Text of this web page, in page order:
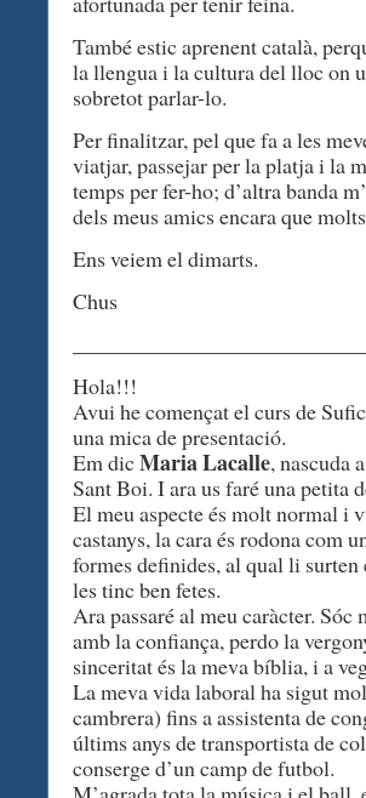
També estic aprenent català,
la llengua i la cultura del lloc on
sobretot parlar-lo.
Per finalitzar, pel que fa a les
viatjar, passejar per la platja i la
temps per fer-ho; d’altra banda
dels meus amics encara que
Ens veiem el dimarts.
Chus
Hola!!!
Avui he començat el curs de
una mica de presentació.
Em dicMaria Lacalle, nascuda
Sant Boi. I ara us faré una petita
El meu aspecte és molt normal i
castanys, la cara és rodona com
formes definides, al qual li surten
les tinc ben fetes.
Ara passaré al meu caràcter.
amb la confiança, perdo la
sinceritat és la meva bíblia, i a
La meva vida laboral ha sigut
cambrera) fins a assistenta de
últims anys de transportista de
conserge d’un camp de futbol.